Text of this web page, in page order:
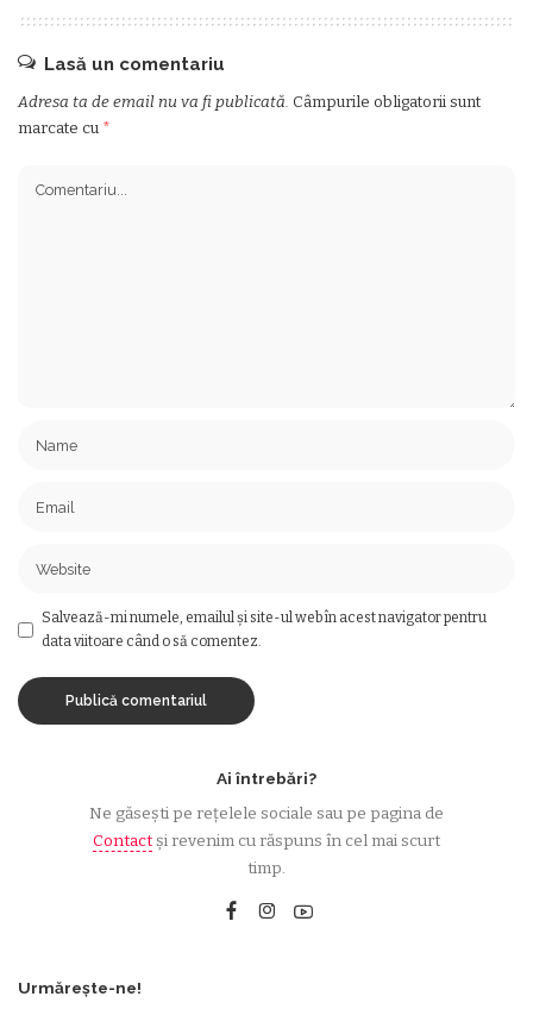
Lasă un comentariu
Adresa ta de email nu va fi publicată. Câmpurile obligatorii sunt
marcate cu *
Salvează-mi numele, emailul și site-ul web în acest navigator pentru
data viitoare când o să comentez.
Ai întrebări?
Ne găsești pe rețelele sociale sau pe pagina de
Contactși revenim cu răspuns în cel mai scurt
timp.
Urmărește-ne!